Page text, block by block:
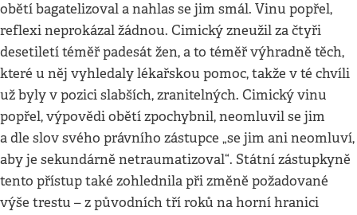
obětí bagatelizoval a nahlas se jim smál. Vinu popřel,
reflexi neprokázal žádnou. Cimický zneužil za čtyři
desetiletí téměř padesát žen, a to téměř výhradně těch,
které u něj vyhledaly lékařskou pomoc, takže v té chvíli
už byly v pozici slabších, zranitelných. Cimický vinu
popřel, výpovědi obětí zpochybnil, neomluvil se jim
a dle slov svého právního zástupce „se jim ani neomluví,
aby je sekundárně netraumatizoval“. Státní zástupkyně
tento přístup také zohlednila při změně požadované
výše trestu – z původních tří roků na horní hranici